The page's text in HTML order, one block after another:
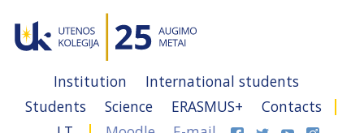
Institution
International students
Students
Science ERASMUS+
Contacts